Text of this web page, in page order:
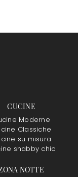
CUCINE
Moderne
Classiche
su misura
shabby chic
NOTTE